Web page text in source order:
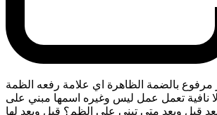
بالضمة الظاهرة اي علامة رفعه الظمة
لا نافية تعمل عمل ليس وغيره اسمها مبني على
قبل وبعد متى تبنى على الظم؟ قبل وبعد لها